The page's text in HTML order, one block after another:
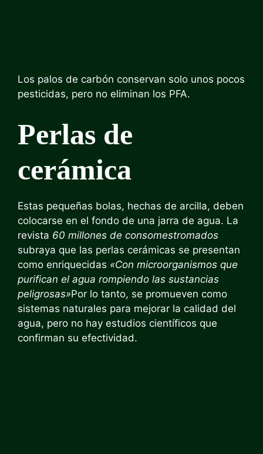
Los palos de carbón conservan solo unos pocos
pesticidas, pero no eliminan los PFA.
Perlas de
cerámica
Estas pequeñas bolas, hechas de arcilla, deben
colocarse en el fondo de una jarra de agua. La
revista 60 millones de consomestromados
subraya que las perlas cerámicas se presentan
como enriquecidas «Con microorganismos que
purifican el agua rompiendo las sustancias
peligrosas»Por lo tanto, se promueven como
sistemas naturales para mejorar la calidad del
agua, pero no hay estudios científicos que
confirman su efectividad.